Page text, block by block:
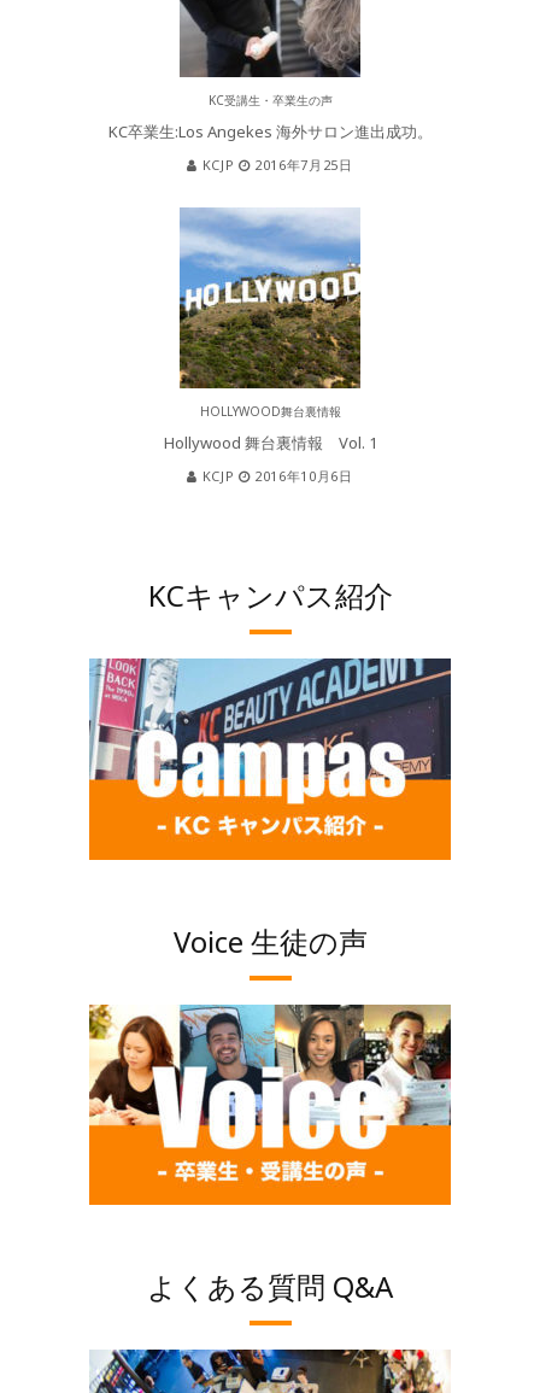
KC受講生・卒業生の声
KC卒業生:Los Angekes 海外サロン進出成功。
KCJP 2016年7月25日
HOLLYWOOD舞台裏情報
Hollywood 舞台裏情報 Vol. 1
KCJP 2016年10月6日
KCキャンパス紹介
Voice 生徒の声
よくある質問 Q&A